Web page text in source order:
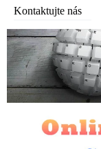
Kontaktujte nás